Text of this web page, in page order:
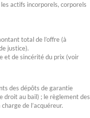
actifs incorporels, corporels
total de l’offre (à
justice).
et de sincérité du prix (voir
des dépôts de garantie
droit au bail) ; le règlement des
de l’acquéreur.